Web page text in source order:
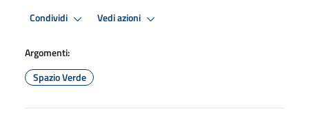
Condividi Vedi azioni
Argomenti:
Spazio Verde